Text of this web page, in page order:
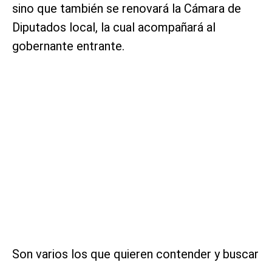
sino que también se renovará la Cámara de
Diputados local, la cual acompañará al
gobernante entrante.
Son varios los que quieren contender y buscar